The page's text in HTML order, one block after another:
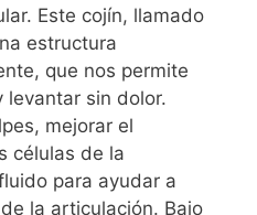
Este cojín, llamado
estructura
que nos permite
levantar sin dolor.
mejorar el
células de la
para ayudar a
la articulación. Bajo